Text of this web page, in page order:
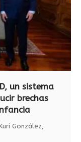
un sistema
brechas
González,